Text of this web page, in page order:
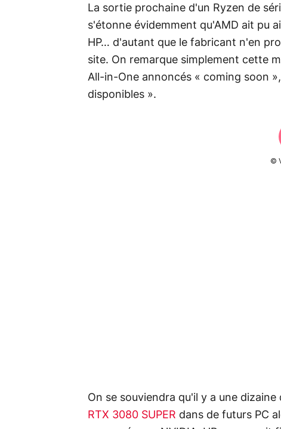
La sortie prochaine d'un Ryzen de
s'étonne évidemment qu'AMD ait pu
HP… d'autant que le fabricant n'en
site. On remarque simplement cette
All-in-One annoncés « coming soon
disponibles ».
©
On se souviendra qu'il y a une dizaine
RTX 3080 SUPER dans de futurs PC